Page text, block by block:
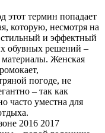
этот термин попадает
которую, несмотря на
стильный и эффектный
обувных решений –
Женская
погоде, не
– так как
часто уместна для
2016 2017